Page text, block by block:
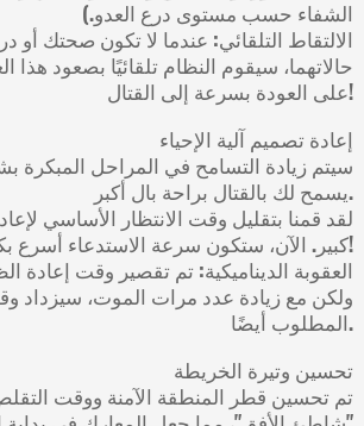
الشفاء حسب مستوى درع العدو.)
الالتقاط التلقائي: عندما لا تكون صحتك
حالاتهما، سيقوم النظام تلقائيًا بصعود
على العودة بسرعة إلى القتال!
إعادة تصميم آلية الإحياء
سيتم زيادة التسامح في المراحل المبكرة
يسمح لك بالقتال براحة بال أكبر.
لقد قمنا بتقليل وقت الانتظار الأساسي
كبير. الآن، ستكون سرعة الاستدعاء أسرع بكثير من قبل!
العقوبة الديناميكية: تم تقصير وقت إعادة
ولكن مع زيادة عدد مرات الموت، سيزداد
المطلوب أيضًا.
تحسين وتيرة الخريطة